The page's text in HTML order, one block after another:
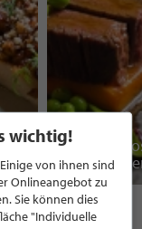
wichtig!
von ihnen sind
Onlineangebot zu
Sie können dies
"Individuelle